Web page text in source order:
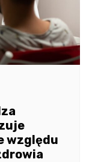
względu